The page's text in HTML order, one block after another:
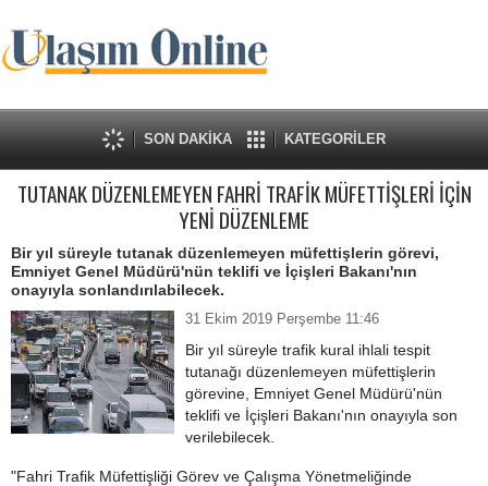
SON DAKİKA KATEGORİLER
TUTANAK DÜZENLEMEYEN FAHRİ TRAFİK MÜFETTİŞLERİ İÇİN
YENİ DÜZENLEME
Bir yıl süreyle tutanak düzenlemeyen müfettişlerin görevi,
Emniyet Genel Müdürü'nün teklifi ve İçişleri Bakanı'nın
onayıyla sonlandırılabilecek.
31 Ekim 2019 Perşembe 11:46
Bir yıl süreyle trafik kural ihlali tespit
tutanağı düzenlemeyen müfettişlerin
görevine, Emniyet Genel Müdürü'nün
teklifi ve İçişleri Bakanı'nın onayıyla son
verilebilecek.
"Fahri Trafik Müfettişliği Görev ve Çalışma Yönetmeliğinde